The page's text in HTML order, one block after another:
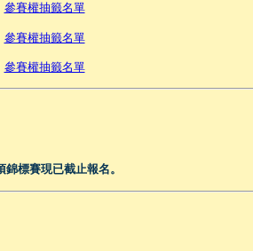
參賽權抽籤名單
參賽權抽籤名單
參賽權抽籤名單
標賽現已截止報名。